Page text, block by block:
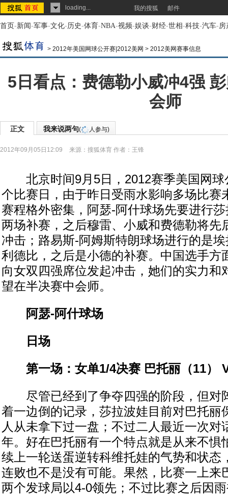
loading... 我的搜狐 邮件
首页-新闻-军事-文化-历史-体育-NBA-视频-娱谈-财经-世相-科技-汽车-房
> 2012年美国网球公开赛|2012美网 > 2012美网赛事信息
5日看点：费德勒小威冲4强
会师
正文 我来说两句( 人参与)
2012年09月05日12:09 来源： 搜狐体育 作者：王锋
北京时间9月5日，2012赛季美国网球
个比赛日，由于昨日受雨水影响多场比赛
赛程格外密集，阿瑟-阿什球场先要进行
两场补赛，之后穆雷、小威和费德勒将先
冲击；路易斯-阿姆斯特朗球场进行的是
利德比，之后是小德的补赛。中国选手方
向女双四强席位发起冲击，她们的实力和
望在半决赛中会师。
阿瑟-阿什球场
日场
第一场：女单1/4决赛 巴托丽（11）
尽管已经到了争夺四强的阶段，但对
着一边倒的记录，莎拉波娃目前对巴托丽
人从未拿下过一盘；不过二人最近一次对
年。好在巴托丽有一个特点就是从来不惧
续上一轮送蛋逆转科维托娃的气势和状态
连败也不是没有可能。果然，比赛一上来
两个发球局以4-0领先；不过比赛之后因